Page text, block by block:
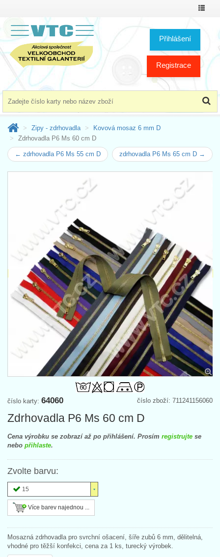
Přihlášení
Registrace
Zipy - zdrhovadla
Kovová mosaz 6 mm D
Zdrhovadla P6 Ms 60 cm D
← zdrhovadla P6 Ms 55 cm D zdrhovadla P6 Ms 65 cm D →
číslo zboží: 711241156060
číslo karty: 64060
Zdrhovadla P6 Ms 60 cm D
Cena výrobku se zobrazí až po přihlášení. Prosím registrujte se
nebo přihlaste.
Zvolte barvu:
15
Více barev najednou ...
Mosazná zdrhovadla pro svrchní ošacení, šíře zubů 6 mm, dělitelná,
vhodné pro těžší konfekci, cena za 1 ks, turecký výrobek.